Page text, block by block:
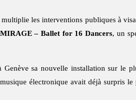
multiplie les interventions publiques à
MIRAGE – Ballet for 16 Dancers, un
Genève sa nouvelle installation sur le
électronique avait déjà surpris